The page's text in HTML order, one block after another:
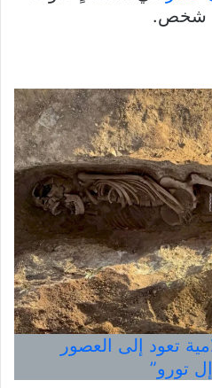
شخص.
تعود إلى العصور
تورو”